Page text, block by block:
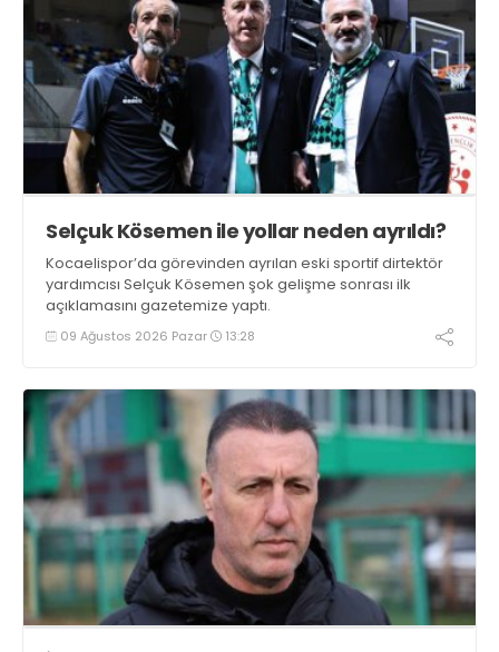
Selçuk Kösemen ile yollar neden ayrıldı?
Kocaelispor’da görevinden ayrılan eski sportif dirtektör
yardımcısı Selçuk Kösemen şok gelişme sonrası ilk
açıklamasını gazetemize yaptı.
09 Ağustos 2026 Pazar 13:28